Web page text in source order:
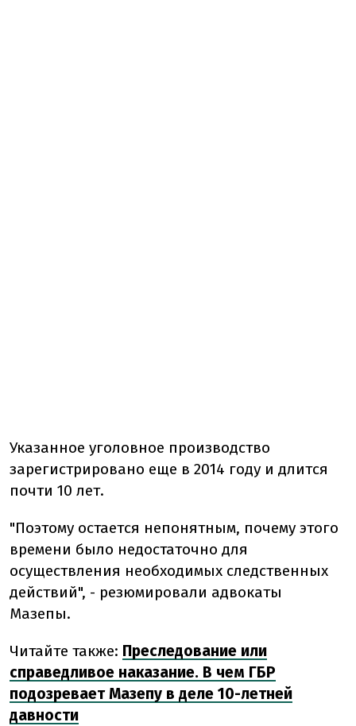
Указанное уголовное производство
зарегистрировано еще в 2014 году и длится
почти 10 лет.
"Поэтому остается непонятным, почему этого
времени было недостаточно для
осуществления необходимых следственных
действий", - резюмировали адвокаты
Мазепы.
Читайте также: Преследование или
справедливое наказание. В чем ГБР
подозревает Мазепу в деле 10-летней
давности